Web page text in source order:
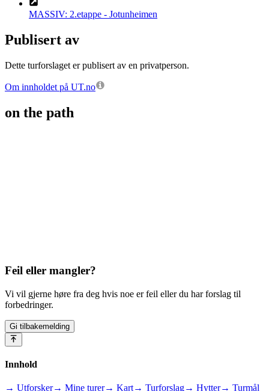
MASSIV: 2.etappe - Jotunheimen
Publisert av
Dette turforslaget er publisert av en privatperson.
Om innholdet på UT.no
on the path
Feil eller mangler?
Vi vil gjerne høre fra deg hvis noe er feil eller du har forslag til
forbedringer.
Gi tilbakemelding
Innhold
→ Utforsker→ Mine turer→ Kart→ Turforslag→ Hytter→ Turmål